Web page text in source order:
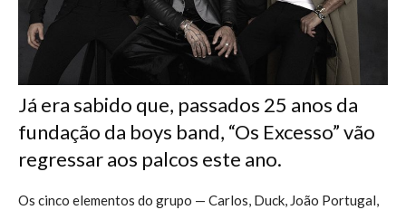
Já era sabido que, passados 25 anos da
fundação da boys band, “Os Excesso” vão
regressar aos palcos este ano.
Os cinco elementos do grupo — Carlos, Duck, João Portugal,